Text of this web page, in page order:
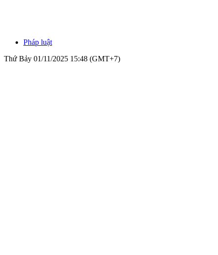
Pháp luật
Thứ Bảy 01/11/2025 15:48 (GMT+7)